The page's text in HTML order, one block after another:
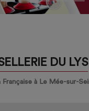
DU LYS
Française à Le Mée-sur-